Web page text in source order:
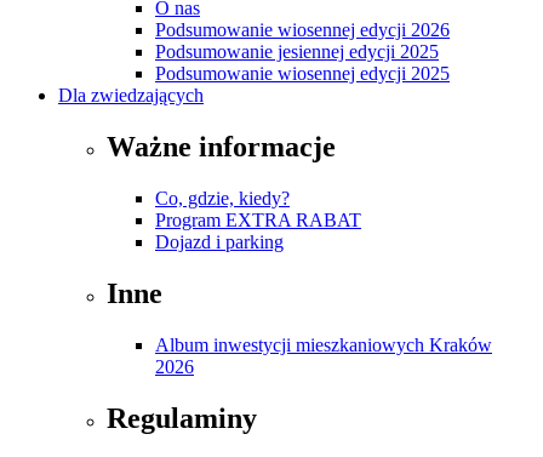
O nas
Podsumowanie wiosennej edycji 2026
Podsumowanie jesiennej edycji 2025
Podsumowanie wiosennej edycji 2025
Dla zwiedzających
Ważne informacje
Co, gdzie, kiedy?
Program EXTRA RABAT
Dojazd i parking
Inne
Album inwestycji mieszkaniowych Kraków
2026
Regulaminy